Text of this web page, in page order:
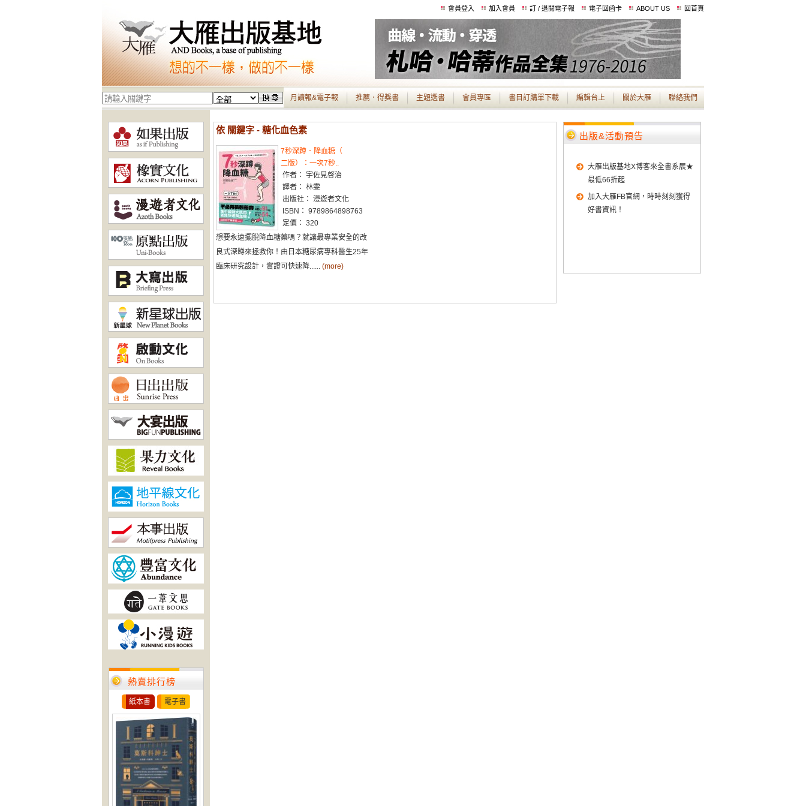
會員登入 加入會員 訂 / 退閱電子報 電子回函卡 ABOUT US 回首頁
月讀報&電子報 推薦．得獎書 主題選書 會員專區 書目訂購單下載 編輯台上 關於大雁 聯絡我們
熱賣排行榜
紙本書 電子書
依 關鍵字 - 糖化血色素
7秒深蹲．降血糖（
二版）：一次7秒..
作者： 宇佐見啓治
譯者： 林雯
出版社： 漫遊者文化
ISBN： 9789864898763
定價： 320
想要永遠擺脫降血糖藥嗎？就讓最專業安全的改
良式深蹲來拯救你！由日本糖尿病專科醫生25年
臨床研究設計，實證可快速降...... (more)
出版&活動預告
大雁出版基地X博客來全書系展★
最低66折起
加入大雁FB官網，時時刻刻獲得
好書資訊！